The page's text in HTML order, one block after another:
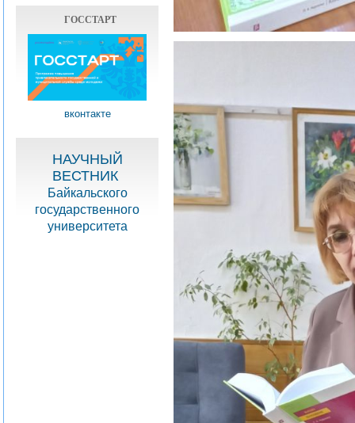
ГОССТАРТ
вконтакте
НАУЧНЫЙ
ВЕСТНИК
Байкальского
государственного
университета